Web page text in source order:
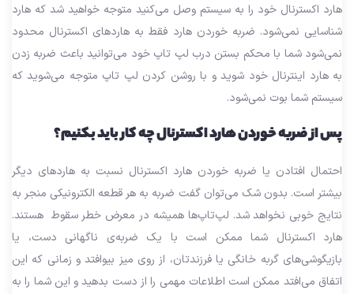
هارد اکسترنال خود را به سیستم وصل می‌کنید متوجه خواهید شد که هارد
شناسایی نمی‌شود. ضربه خوردن هارد فقط به هاردهای اکسترنال محدود
نمی‌شود شما با محکم بستن درب لپ تاپ خود می‌توانید باعث ضربه زدن
به هارد اینترنال خود شوید و با روشن کردن لپ تاپ متوجه می‌شوید که
سیستم شما بوت نمی‌شود.
پس از ضربه خوردن هارد اکسترنال چه کار باید بکنیم؟
احتمال افتادن یا ضربه خوردن هارد اکسترنال نسبت به هاردهای دیگر
بیشتر است. بدون شک می‌توان گفت ضربه به هر قطعه الکترونیکی منجر به
نتایج خوبی نخواهد شد. لپ‌تاپ‌ها همیشه در معرض خطر سقوط هستند.
هارد اکسترنال شما ممکن است با یک ضربه‌ی ناگهانی دست، یا
بازیگوشی‌های گربه خانگی یا فرزندتان، از روی میز بیو‌افتد و زمانی که این
اتفاق می‌افتد ممکن است اطلاعات مهمی را از دست بدهید و این شما را به